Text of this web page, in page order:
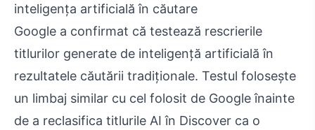
inteligența artificială în căutare
Google a confirmat că testează rescrierile
titlurilor generate de inteligență artificială în
rezultatele căutării tradiționale. Testul folosește
un limbaj similar cu cel folosit de Google înainte
de a reclasifica titlurile AI în Discover ca o